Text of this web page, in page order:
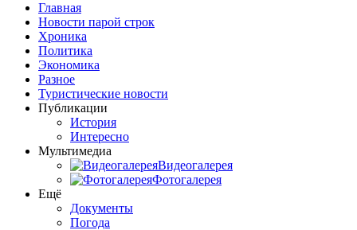
Главная
Новости парой строк
Хроника
Политика
Экономика
Разное
Туристические новости
Публикации
История
Интересно
Мультимедиа
Видеогалерея
Фотогалерея
Ещё
Документы
Погода